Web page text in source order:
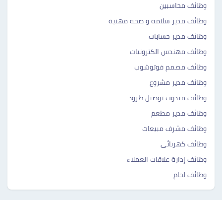
وظائف محاسبين
وظائف مدير سلامه و صحه مهنية
وظائف مدير حسابات
وظائف مهندس الكترونيات
وظائف مصمم فوتوشوب
وظائف مدير مشروع
وظائف مندوب توصيل طرود
وظائف مدير مطعم
وظائف مشرف مبيعات
وظائف كهربائى
وظائف إدارة علاقات العملاء
وظائف لحام